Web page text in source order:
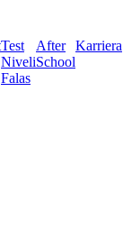
Test
Niveli
Falas
After
School
Karriera